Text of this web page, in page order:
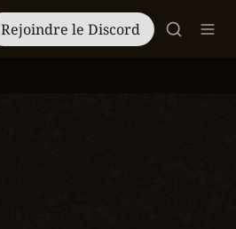
Rejoindre le Discord